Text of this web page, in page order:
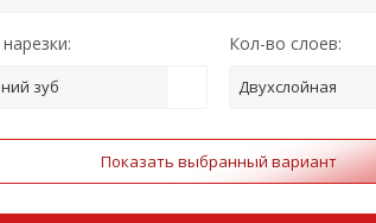
Мичиган
Дюна Арахис
Мускат Кленовый Тополь
зуб
Кол-во слоев:
Двухслойная
Показать выбранный вариант